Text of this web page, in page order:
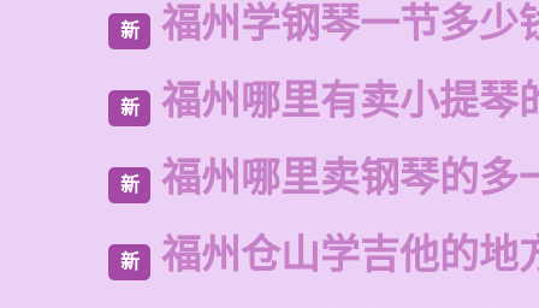
新 福州学钢琴一节多少
新 福州哪里有卖小提琴
新 福州哪里卖钢琴的多
新 福州仓山学吉他的地